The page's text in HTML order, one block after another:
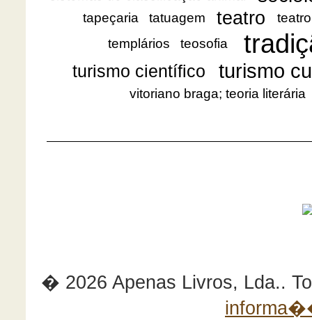
tapeçaria tatuagem teatro
templários
teosofia
turismo científico turismo
vitoriano braga; teoria literária
� 2026 Apenas Livros, Lda..